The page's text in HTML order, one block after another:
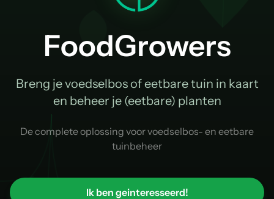
FoodGrowers
Breng je voedselbos of eetbare tuin in kaart
en beheer je (eetbare) planten
De complete oplossing voor voedselbos- en eetbare
tuinbeheer
Ik ben geinteresseerd!